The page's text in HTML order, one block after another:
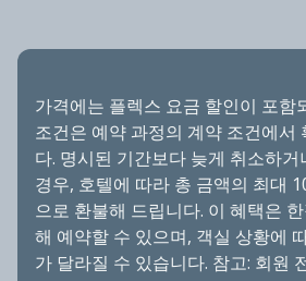
가격에는 플렉스 요금 할인이 포함
조건은 예약 과정의 계약 조건에서
다. 명시된 기간보다 늦게 취소하
경우, 호텔에 따라 총 금액의 최대
으로 환불해 드립니다. 이 혜택은
해 예약할 수 있으며, 객실 상황에
가 달라질 수 있습니다. 참고: 회원